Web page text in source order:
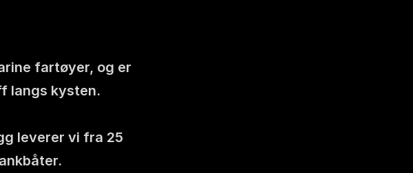
fartøyer, og er
langs kysten.
leverer vi fra 25